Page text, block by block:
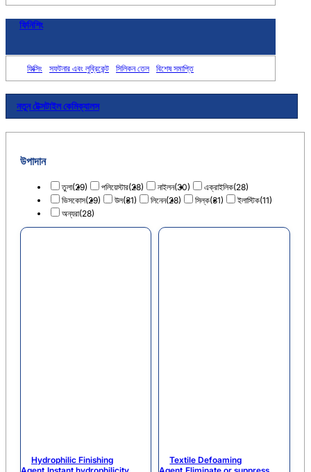
ফিনিশিং
ফিক্সিং সফটনার এবং লুব্রিকেন্ট সিলিকন তেল বিশেষ সমাপ্তি
নতুন টেক্সটাইল কেমিক্যালস
উপাদান
তুলা(29) পলিয়েস্টার(28) নাইলন(30) এক্রাইলিক(28)
ভিসকোস(29) উল(31) লিনেন(28) সিল্ক(31) ইলাস্টিক(11)
অন্যরা(28)
Hydrophilic Finishing
Textile Defoaming